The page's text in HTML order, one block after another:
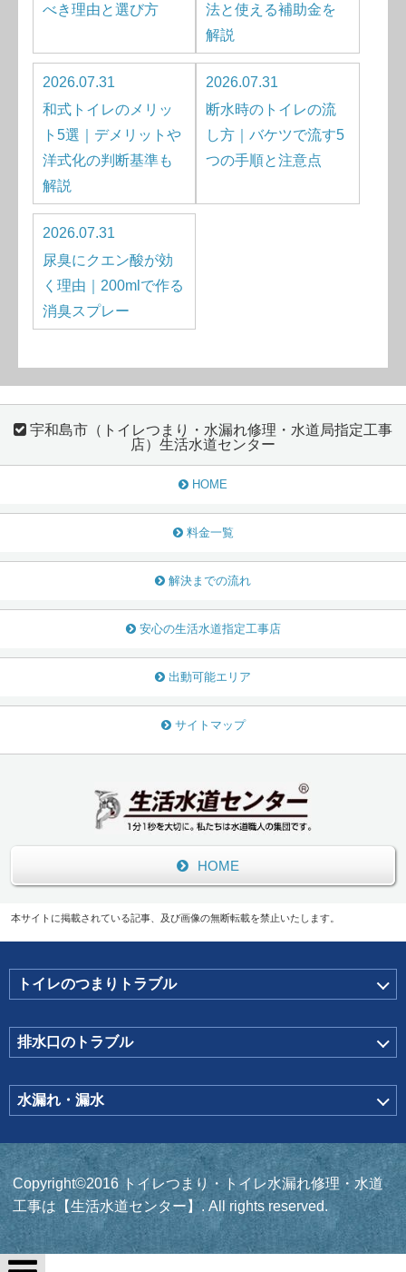
べき理由と選び方
法と使える補助金を
解説
2026.07.31
和式トイレのメリッ
ト5選｜デメリットや
洋式化の判断基準も
解説
2026.07.31
断水時のトイレの流
し方｜バケツで流す5
つの手順と注意点
2026.07.31
尿臭にクエン酸が効
く理由｜200mlで作る
消臭スプレー
宇和島市（トイレつまり・水漏れ修理・水道局指定工事
店）生活水道センター
HOME
料金一覧
解決までの流れ
安心の生活水道指定工事店
出動可能エリア
サイトマップ
HOME
本サイトに掲載されている記事、及び画像の無断転載を禁止いたします。
トイレのつまりトラブル
排水口のトラブル
水漏れ・漏水
Copyright©2016 トイレつまり・トイレ水漏れ修理・水道
工事は【生活水道センター】. All rights reserved.